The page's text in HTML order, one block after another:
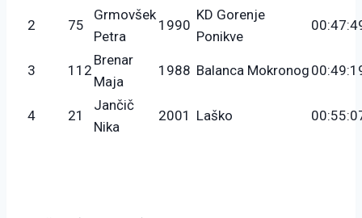
2 75
Grmovšek
Petra
1990
KD Gorenje
Ponikve
3 112
Brenar
Maja
1988 Balanca Mokronog
4 21
Jančič
Nika
2001 Laško